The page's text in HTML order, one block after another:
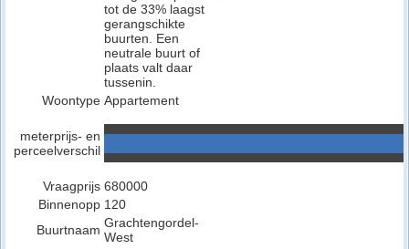
tot de 33% laagst
gerangschikte
buurten. Een
neutrale buurt of
plaats valt daar
tussenin.
Woontype Appartement
meterprijs- en
perceelverschil
Vraagprijs 680000
Binnenopp 120
Buurtnaam Grachtengordel-
West